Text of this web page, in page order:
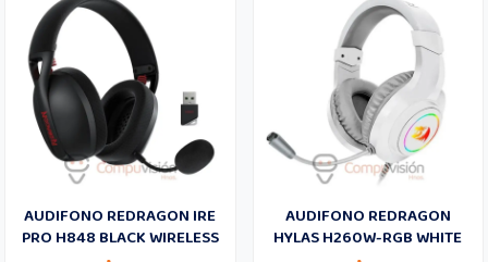
AUDIFONO REDRAGON IRE
PRO H848 BLACK WIRELESS
AUDIFONO REDRAGON
HYLAS H260W-RGB WHITE